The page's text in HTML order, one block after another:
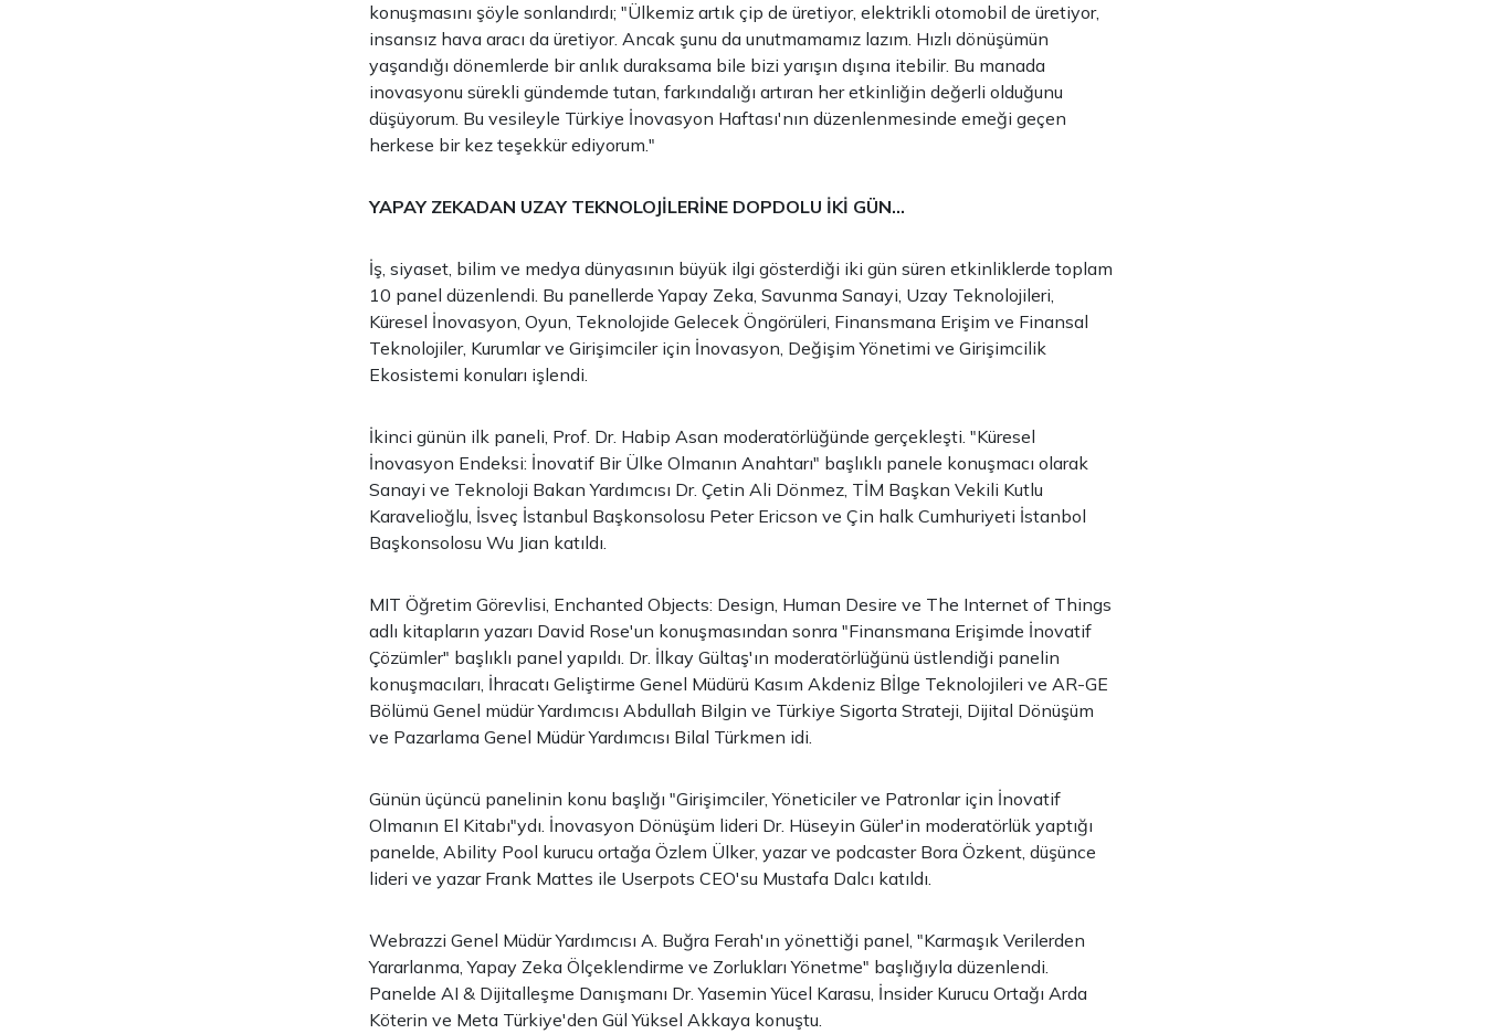
konuşmasını şöyle sonlandırdı; "Ülkemiz artık çip de üretiyor, elektrikli otomobil de üretiyor,
insansız hava aracı da üretiyor. Ancak şunu da unutmamamız lazım. Hızlı dönüşümün
yaşandığı dönemlerde bir anlık duraksama bile bizi yarışın dışına itebilir. Bu manada
inovasyonu sürekli gündemde tutan, farkındalığı artıran her etkinliğin değerli olduğunu
düşüyorum. Bu vesileyle Türkiye İnovasyon Haftası'nın düzenlenmesinde emeği geçen
herkese bir kez teşekkür ediyorum."
YAPAY ZEKADAN UZAY TEKNOLOJİLERİNE DOPDOLU İKİ GÜN...
İş, siyaset, bilim ve medya dünyasının büyük ilgi gösterdiği iki gün süren etkinliklerde toplam
10 panel düzenlendi. Bu panellerde Yapay Zeka, Savunma Sanayi, Uzay Teknolojileri,
Küresel İnovasyon, Oyun, Teknolojide Gelecek Öngörüleri, Finansmana Erişim ve Finansal
Teknolojiler, Kurumlar ve Girişimciler için İnovasyon, Değişim Yönetimi ve Girişimcilik
Ekosistemi konuları işlendi.
İkinci günün ilk paneli, Prof. Dr. Habip Asan moderatörlüğünde gerçekleşti. "Küresel
İnovasyon Endeksi: İnovatif Bir Ülke Olmanın Anahtarı" başlıklı panele konuşmacı olarak
Sanayi ve Teknoloji Bakan Yardımcısı Dr. Çetin Ali Dönmez, TİM Başkan Vekili Kutlu
Karavelioğlu, İsveç İstanbul Başkonsolosu Peter Ericson ve Çin halk Cumhuriyeti İstanbol
Başkonsolosu Wu Jian katıldı.
MIT Öğretim Görevlisi, Enchanted Objects: Design, Human Desire ve The Internet of Things
adlı kitapların yazarı David Rose'un konuşmasından sonra "Finansmana Erişimde İnovatif
Çözümler" başlıklı panel yapıldı. Dr. İlkay Gültaş'ın moderatörlüğünü üstlendiği panelin
konuşmacıları, İhracatı Geliştirme Genel Müdürü Kasım Akdeniz Bİlge Teknolojileri ve AR-GE
Bölümü Genel müdür Yardımcısı Abdullah Bilgin ve Türkiye Sigorta Strateji, Dijital Dönüşüm
ve Pazarlama Genel Müdür Yardımcısı Bilal Türkmen idi.
Günün üçüncü panelinin konu başlığı "Girişimciler, Yöneticiler ve Patronlar için İnovatif
Olmanın El Kitabı"ydı. İnovasyon Dönüşüm lideri Dr. Hüseyin Güler'in moderatörlük yaptığı
panelde, Ability Pool kurucu ortağa Özlem Ülker, yazar ve podcaster Bora Özkent, düşünce
lideri ve yazar Frank Mattes ile Userpots CEO'su Mustafa Dalcı katıldı.
Webrazzi Genel Müdür Yardımcısı A. Buğra Ferah'ın yönettiği panel, "Karmaşık Verilerden
Yararlanma, Yapay Zeka Ölçeklendirme ve Zorlukları Yönetme" başlığıyla düzenlendi.
Panelde AI & Dijitalleşme Danışmanı Dr. Yasemin Yücel Karasu, İnsider Kurucu Ortağı Arda
Köterin ve Meta Türkiye'den Gül Yüksel Akkaya konuştu.